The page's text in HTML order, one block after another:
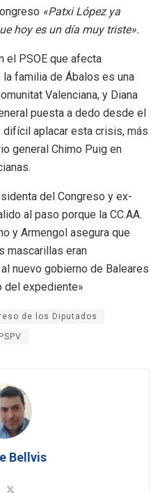
«Patxi López ya
hoy es un día muy triste».
el PSOE que afecta
familia de Ábalos es una
Valenciana, y Diana
puesta a dedo desde el
difícil aplacar esta crisis, más
general Chimo Puig en
del Congreso y ex-
al paso porque la CC.AA.
y Armengol asegura que
mascarillas eran
nuevo gobierno de Baleares
del expediente»
de los Diputados
PSPV
Bellvis